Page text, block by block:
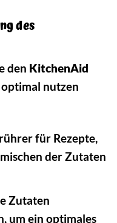
des
den KitchenAid
optimal nutzen
für Rezepte,
der Zutaten
Zutaten
um ein optimales